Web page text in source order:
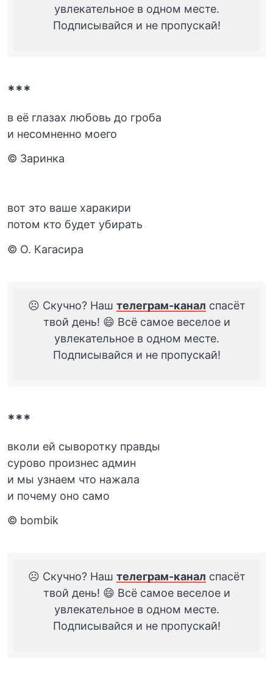
увлекательное в одном месте.
Подписывайся и не пропускай!
***
в её глазах любовь до гроба
и несомненно моего
© Заринка
вот это ваше харакири
потом кто будет убирать
© О. Кагасира
☹️ Скучно? Наш телеграм-канал спасёт
твой день! 😄 Всё самое веселое и
увлекательное в одном месте.
Подписывайся и не пропускай!
***
вколи ей сыворотку правды
сурово произнес админ
и мы узнаем что нажала
и почему оно само
© bombik
☹️ Скучно? Наш телеграм-канал спасёт
твой день! 😄 Всё самое веселое и
увлекательное в одном месте.
Подписывайся и не пропускай!